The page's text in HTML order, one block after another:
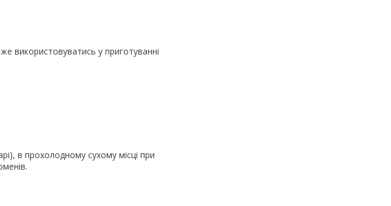
використовуватись у приготуванні
в прохолодному сухому місці при